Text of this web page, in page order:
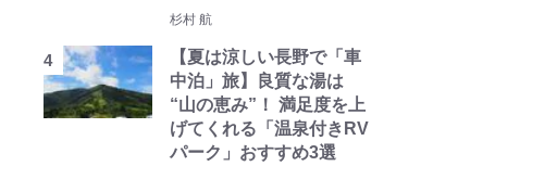
杉村 航
【夏は涼しい長野で「車
中泊」旅】良質な湯は
“山の恵み”！ 満足度を上
げてくれる「温泉付きRV
パーク」おすすめ3選